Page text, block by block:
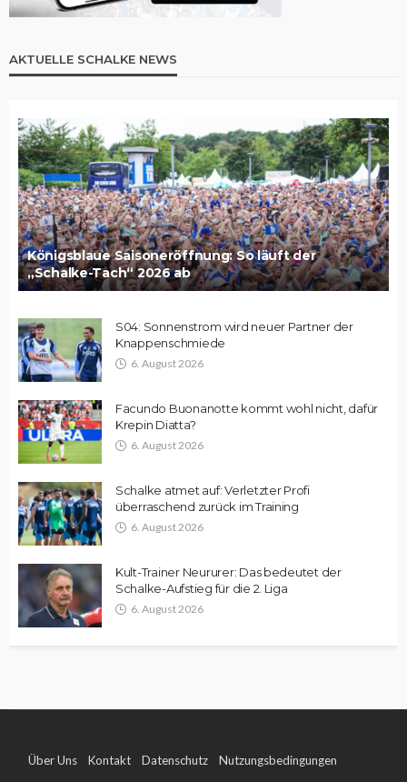
AKTUELLE SCHALKE NEWS
Königsblaue Saisoneröffnung: So läuft der
„Schalke-Tach“ 2026 ab
S04: Sonnenstrom wird neuer Partner der
Knappenschmiede
6. August 2026
Facundo Buonanotte kommt wohl nicht, dafür
Krepin Diatta?
6. August 2026
Schalke atmet auf: Verletzter Profi
überraschend zurück im Training
6. August 2026
Kult-Trainer Neururer: Das bedeutet der
Schalke-Aufstieg für die 2. Liga
6. August 2026
Über Uns Kontakt Datenschutz Nutzungsbedingungen